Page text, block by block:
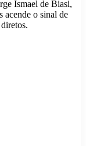
Ismael de Biasi,
acende o sinal de